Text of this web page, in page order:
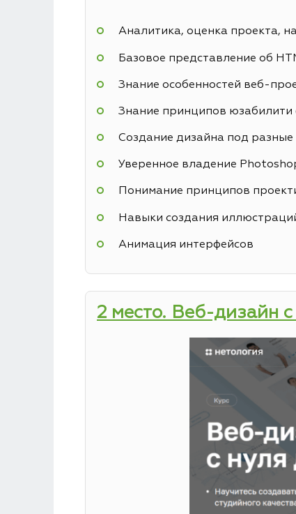
Аналитика, оценка проекта,
Базовое представление об
Знание особенностей веб-
Знание принципов юзабилити
Создание дизайна под
Уверенное владение
Понимание принципов
Навыки создания
Анимация интерфейсов
2 место. Веб-дизайн